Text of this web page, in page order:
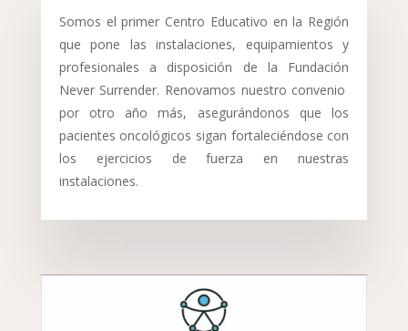
Somos el primer Centro Educativo en la Región
que pone las instalaciones, equipamientos y
profesionales a disposición de la Fundación
Never Surrender. Renovamos nuestro convenio
por otro año más, asegurándonos que los
pacientes oncológicos sigan fortaleciéndose con
los ejercicios de fuerza en nuestras
instalaciones.